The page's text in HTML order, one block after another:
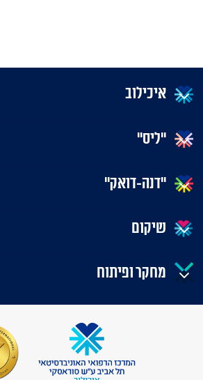
איכילוב
"ליס"
"דנה-דואק"
שיקום
מחקר ופיתוח